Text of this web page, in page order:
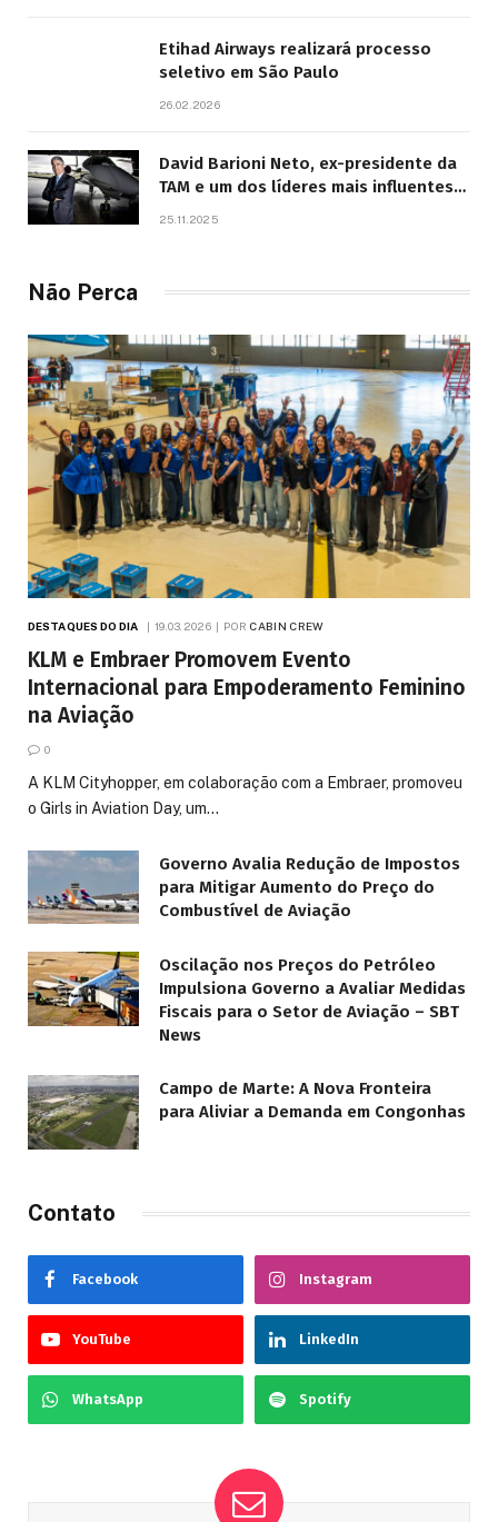
Etihad Airways realizará processo
seletivo em São Paulo
26.02.2026
David Barioni Neto, ex-presidente da
TAM e um dos líderes mais influentes
25.11.2025
Não Perca
DESTAQUES DO DIA 19.03.2026 POR CABIN CREW
KLM e Embraer Promovem Evento
Internacional para Empoderamento Feminino
na Aviação
0
A KLM Cityhopper, em colaboração com a Embraer, promoveu
o Girls in Aviation Day, um…
Governo Avalia Redução de Impostos
para Mitigar Aumento do Preço do
Combustível de Aviação
Oscilação nos Preços do Petróleo
Impulsiona Governo a Avaliar Medidas
Fiscais para o Setor de Aviação – SBT
News
Campo de Marte: A Nova Fronteira
para Aliviar a Demanda em Congonhas
Contato
Facebook Instagram
YouTube LinkedIn
WhatsApp Spotify